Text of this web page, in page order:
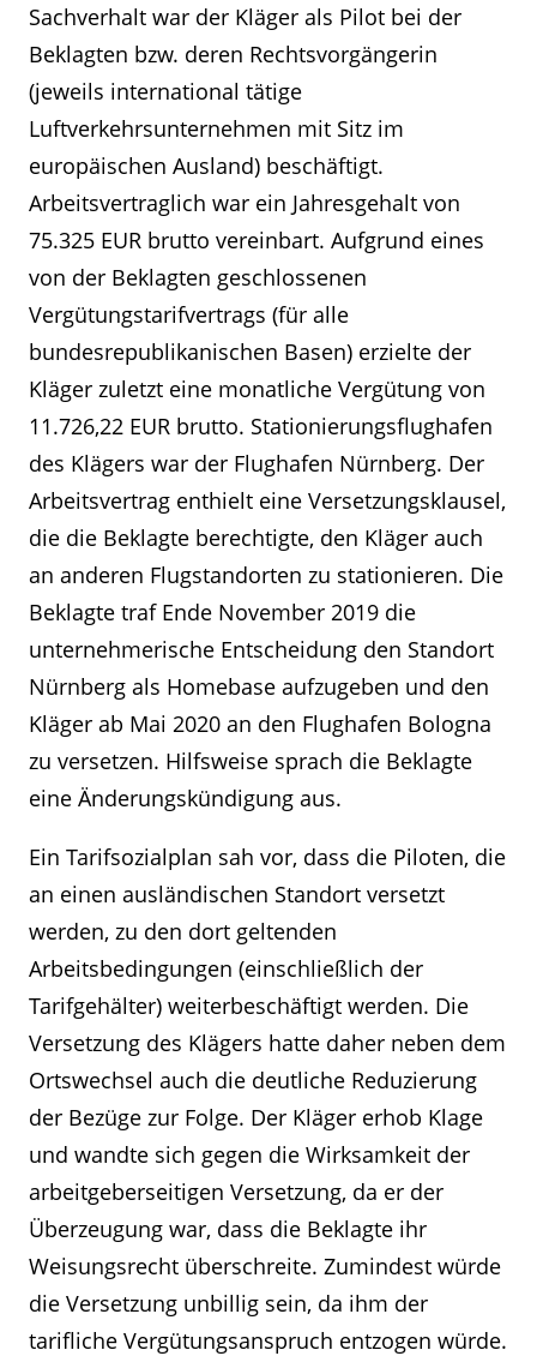
Sachverhalt war der Kläger als Pilot bei der
Beklagten bzw. deren Rechtsvorgängerin
(jeweils international tätige
Luftverkehrsunternehmen mit Sitz im
europäischen Ausland) beschäftigt.
Arbeitsvertraglich war ein Jahresgehalt von
75.325 EUR brutto vereinbart. Aufgrund eines
von der Beklagten geschlossenen
Vergütungstarifvertrags (für alle
bundesrepublikanischen Basen) erzielte der
Kläger zuletzt eine monatliche Vergütung von
11.726,22 EUR brutto. Stationierungsflughafen
des Klägers war der Flughafen Nürnberg. Der
Arbeitsvertrag enthielt eine Versetzungsklausel,
die die Beklagte berechtigte, den Kläger auch
an anderen Flugstandorten zu stationieren. Die
Beklagte traf Ende November 2019 die
unternehmerische Entscheidung den Standort
Nürnberg als Homebase aufzugeben und den
Kläger ab Mai 2020 an den Flughafen Bologna
zu versetzen. Hilfsweise sprach die Beklagte
eine Änderungskündigung aus.
Ein Tarifsozialplan sah vor, dass die Piloten, die
an einen ausländischen Standort versetzt
werden, zu den dort geltenden
Arbeitsbedingungen (einschließlich der
Tarifgehälter) weiterbeschäftigt werden. Die
Versetzung des Klägers hatte daher neben dem
Ortswechsel auch die deutliche Reduzierung
der Bezüge zur Folge. Der Kläger erhob Klage
und wandte sich gegen die Wirksamkeit der
arbeitgeberseitigen Versetzung, da er der
Überzeugung war, dass die Beklagte ihr
Weisungsrecht überschreite. Zumindest würde
die Versetzung unbillig sein, da ihm der
tarifliche Vergütungsanspruch entzogen würde.